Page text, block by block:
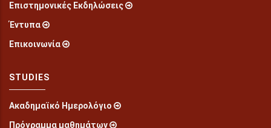
Επιστημονικές Εκδηλώσεις
Έντυπα
Επικοινωνία
STUDIES
Ακαδημαϊκό Ημερολόγιο
Πρόγραμμα μαθημάτων